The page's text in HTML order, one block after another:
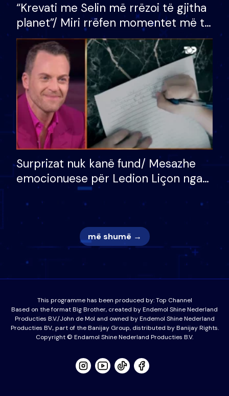
“Krevati me Selin më rrëzoi të gjitha
planet”/ Miri rrëfen momentet më të
bukura në shtëpinë e BB VIP: Do më
mungojë zilja e mëngjesit kur…
Surprizat nuk kanë fund/ Mesazhe
emocionuese për Ledion Liçon nga
nëna dhe fëmijët e tij, moderatori
nuk i mban dot lotët: Nuk meritoj…
më shumë →
This programme has been produced by:Top Channel
Based on the format Big Brother, created by Endemol Shine Nederland
Producties B.V./John de Mol and owned by Endemol Shine Nederland
Producties BV., part of the Banijay Group, distributed by Banijay Rights.
Copyright © Endamol Shine Nederland Producties B.V.